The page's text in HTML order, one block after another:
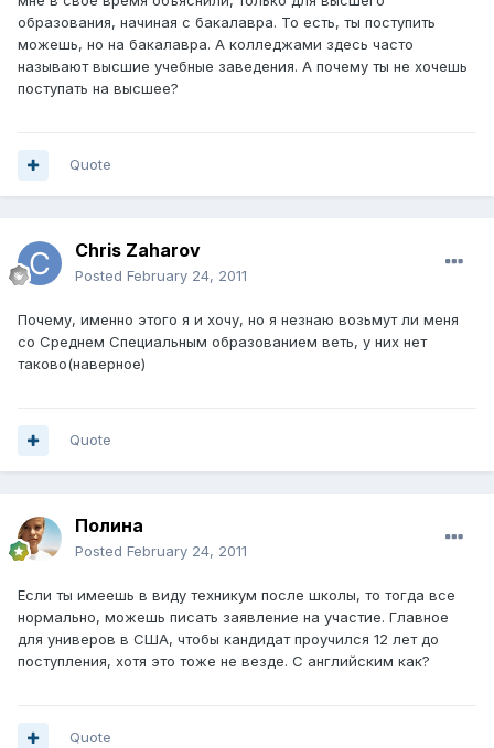
образования, начиная с бакалавра. То есть, ты поступить
можешь, но на бакалавра. А колледжами здесь часто
называют высшие учебные заведения. А почему ты не хочешь
поступать на высшее?
Quote
Chris Zaharov
Posted February 24, 2011
Почему, именно этого я и хочу, но я незнаю возьмут ли меня
со Среднем Специальным образованием веть, у них нет
таково(наверное)
Quote
Полина
Posted February 24, 2011
Если ты имеешь в виду техникум после школы, то тогда все
нормально, можешь писать заявление на участие. Главное
для универов в США, чтобы кандидат проучился 12 лет до
поступления, хотя это тоже не везде. С английским как?
Quote